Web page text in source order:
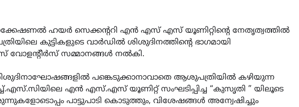
ഹയർ സെക്കന്ററി എൻ എസ് എസ് യൂണിറ്റിന്റെ നേതൃത്വത്തിൽ
കുട്ടികളുടെ വാർഡിൽ ശിശുദിനത്തിന്റെ ഭാഗമായി
സമ്മാനങ്ങൾ നൽകി.
പങ്കെടുക്കാനാവാതെ ആശുപത്രിയിൽ കഴിയുന്ന
എൻ എസ്.എസ് യൂണിറ്റ് സംഘടിപ്പിച്ച “കുസൃതി ” യിലൂടെ
പാട്ടുപാടി കൊടുത്തും, വിശേഷങ്ങൾ അന്വേഷിച്ചും